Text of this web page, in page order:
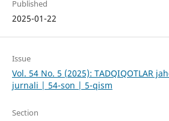
Published
2025-01-22
Issue
Vol. 54 No. 5 (2025): TADQIQOTLAR
jurnali | 54-son | 5-qism
Section